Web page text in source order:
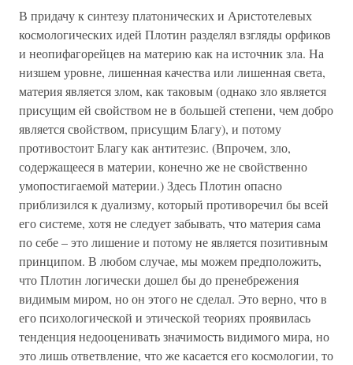
В придачу к синтезу платонических и Аристотелевых
космологических идей Плотин разделял взгляды орфиков
и неопифагорейцев на материю как на источник зла. На
низшем уровне, лишенная качества или лишенная света,
материя является злом, как таковым (однако зло является
присущим ей свойством не в большей степени, чем добро
является свойством, присущим Благу), и потому
противостоит Благу как антитезис. (Впрочем, зло,
содержащееся в материи, конечно же не свойственно
умопостигаемой материи.) Здесь Плотин опасно
приблизился к дуализму, который противоречил бы всей
его системе, хотя не следует забывать, что материя сама
по себе – это лишение и потому не является позитивным
принципом. В любом случае, мы можем предположить,
что Плотин логически дошел бы до пренебрежения
видимым миром, но он этого не сделал. Это верно, что в
его психологической и этической теориях проявилась
тенденция недооценивать значимость видимого мира, но
это лишь ответвление, что же касается его космологии, то